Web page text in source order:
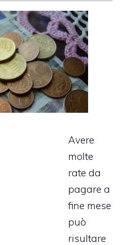
Avere
molte
rate da
pagare a
fine mese
può
risultare